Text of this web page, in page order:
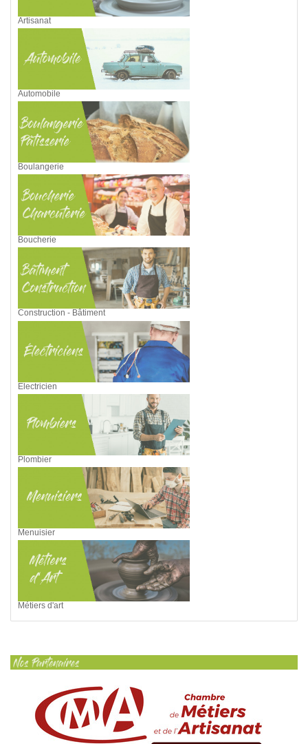
Artisanat
Automobile
Boulangerie
Boucherie
Construction - Bâtiment
Electricien
Plombier
Menuisier
Métiers d'art